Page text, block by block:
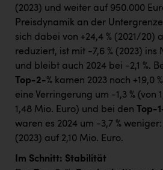
(2023) und weiter auf 950.000
Preisdynamik an der
sich dabei von +24,4 % (2021/20)
reduziert, ist mit -7,6 % (2023) ins
und bleibt auch 2024 bei -2,1 %.
Top-2-% kamen 2023 noch +19,0
eine Verringerung um -1,3 % (von
1,48 Mio. Euro) und bei den Top-
waren es 2024 um -3,7 %
(2023) auf 2,10 Mio. Euro.
Im Schnitt: Stabilität